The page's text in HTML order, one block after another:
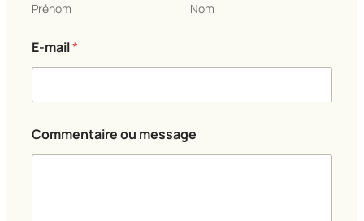
Prénom Nom
E-mail*
o
m
Commentaire ou message